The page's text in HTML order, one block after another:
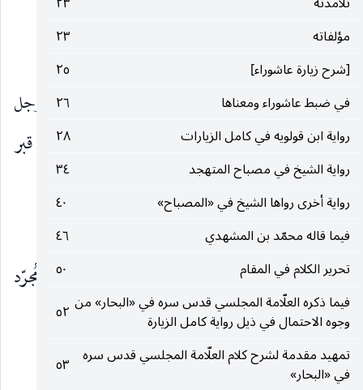
مؤلفاته
٢٣
[شرح زيارة عاشوراء]
٢٥
في ضبط عاشوراء ومعناها
٢٦
رواية ابن قولويه في كامل الزيارات
٢٨
رواية الشيخ في مصباح المتهجد
٣٤
رواية أخرى رواها الشيخ في «المصباح»
٤٠
فيما قاله محمّد بن المشهدي
٤٦
تحرير الكلام في المقام
٥٠
فيما ذكره العلّامة المجلسي قدس سره في «البحار» من
وجوه الاحتمال في ذيل رواية كامل الزيارة
٥٢
تمهيد مقدمة لشرح كلام العلّامة المجلسي قدس سره
في «البحار»
٥٣
السلام؟
قال :ليس عليك غسل
وما رواه أيضاً بسنده عن أبي اليسع ، قال : «سأل رجل
أبا عبد الله عليه السلام وأنا أسمع عن الغسل إذا أتى قبر
الحسين عليه السلام.
فقال :لا»
.
إلّا أن يقال :إنّ المقصود عدم اشتراط الغسل في مُجرّد
التشرف بالإتيان إلى قبر سيّد الشهداء عليه السلام.
__________________